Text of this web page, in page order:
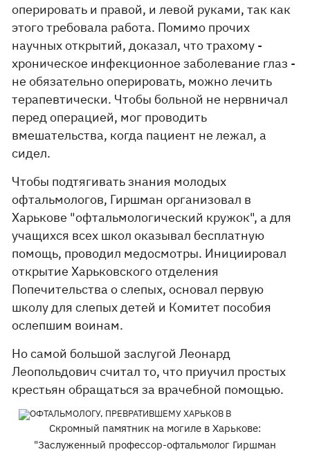
оперировать и правой, и левой руками, так как
этого требовала работа. Помимо прочих
научных открытий, доказал, что трахому -
хроническое инфекционное заболевание глаз -
не обязательно оперировать, можно лечить
терапевтически. Чтобы больной не нервничал
перед операцией, мог проводить
вмешательства, когда пациент не лежал, а
сидел.
Чтобы подтягивать знания молодых
офтальмологов, Гиршман организовал в
Харькове "офтальмологический кружок", а для
учащихся всех школ оказывал бесплатную
помощь, проводил медосмотры. Инициировал
открытие Харьковского отделения
Попечительства о слепых, основал первую
школу для слепых детей и Комитет пособия
ослепшим воинам.
Но самой большой заслугой Леонард
Леопольдович считал то, что приучил простых
крестьян обращаться за врачебной помощью.
Скромный памятник на могиле в Харькове:
"Заслуженный профессор-офтальмолог Гиршман